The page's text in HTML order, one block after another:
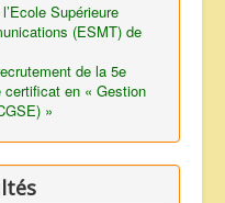
Supérieure
(ESMT) de
de la 5e
certificat en « Gestion
»